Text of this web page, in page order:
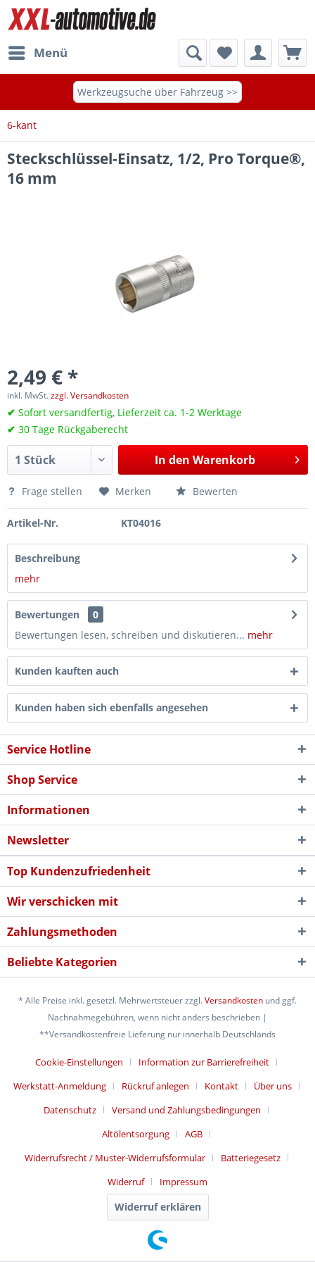
Menü
Werkzeugsuche über Fahrzeug >>
6-kant
Steckschlüssel-Einsatz, 1/2, Pro Torque®,
16 mm
2,49 € *
inkl. MwSt.zzgl. Versandkosten
✔ Sofort versandfertig, Lieferzeit ca. 1-2 Werktage
✔ 30 Tage Rückgaberecht
In den Warenkorb
Frage stellen Merken Bewerten
Artikel-Nr. KT04016
Beschreibung
mehr
Bewertungen
0
Bewertungen lesen, schreiben und diskutieren... mehr
Kunden kauften auch
Kunden haben sich ebenfalls angesehen
Service Hotline
Shop Service
Informationen
Newsletter
Top Kundenzufriedenheit
Wir verschicken mit
Zahlungsmethoden
Beliebte Kategorien
* Alle Preise inkl. gesetzl. Mehrwertsteuer zzgl.Versandkosten und ggf.
Nachnahmegebühren, wenn nicht anders beschrieben |
**Versandkostenfreie Lieferung nur innerhalb Deutschlands
Cookie-Einstellungen
Information zur Barrierefreiheit
Werkstatt-Anmeldung
Rückruf anlegen Kontakt
Über uns
Datenschutz
Versand und Zahlungsbedingungen
Altölentsorgung
AGB
Widerrufsrecht / Muster-Widerrufsformular
Batteriegesetz
Widerruf
Impressum
Widerruf erklären